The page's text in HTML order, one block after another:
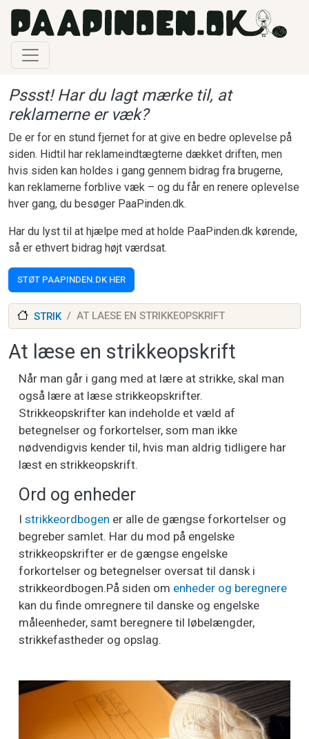
Gå til hovedindhold
Pssst! Har du lagt mærke til, at
reklamerne er væk?
De er for en stund fjernet for at give en bedre oplevelse på
siden. Hidtil har reklameindtægterne dækket driften, men
hvis siden kan holdes i gang gennem bidrag fra brugerne,
kan reklamerne forblive væk – og du får en renere oplevelse
hver gang, du besøger PaaPinden.dk.
Har du lyst til at hjælpe med at holde PaaPinden.dk kørende,
så er ethvert bidrag højt værdsat.
STØT PAAPINDEN.DK HER
STRIK AT LAESE EN STRIKKEOPSKRIFT
At læse en strikkeopskrift
Når man går i gang med at lære at strikke, skal man
også lære at læse strikkeopskrifter.
Strikkeopskrifter kan indeholde et væld af
betegnelser og forkortelser, som man ikke
nødvendigvis kender til, hvis man aldrig tidligere har
læst en strikkeopskrift.
Ord og enheder
I strikkeordbogen er alle de gængse forkortelser og
begreber samlet. Har du mod på engelske
strikkeopskrifter er de gængse engelske
forkortelser og betegnelser oversat til dansk i
strikkeordbogen.På siden om enheder og beregnere
kan du finde omregnere til danske og engelske
måleenheder, samt beregnere til løbelængder,
strikkefastheder og opslag.